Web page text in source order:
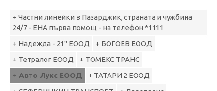
+ Частни линейки в Пазарджик, страната и чужбина
24/7 - ЕНА първа помощ - на телефон *1111
+ Надежда - 21" ЕООД
+ БОГОЕВ ЕООД
+ Тетралог ЕООД
+ ТОМЕКС ТРАНС
+ Авто Лукс ЕООД
+ ТАТАРИ 2 ЕООД